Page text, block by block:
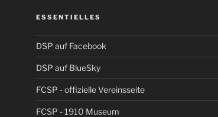
ESSENTIELLES
DSP auf Facebook
DSP auf BlueSky
FCSP - offizielle Vereinsseite
FCSP - 1910 Museum